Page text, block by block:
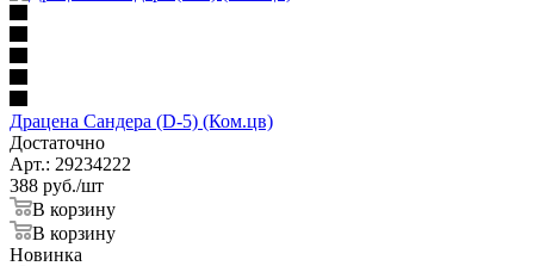
Драцена Сандера (D-5) (Ком.цв)
Достаточно
Арт.: 29234222
388 руб./шт
В корзину
В корзину
Новинка